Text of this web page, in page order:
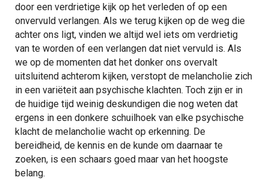
door een verdrietige kijk op het verleden of op een
onvervuld verlangen. Als we terug kijken op de weg die
achter ons ligt, vinden we altijd wel iets om verdrietig
van te worden of een verlangen dat niet vervuld is. Als
we op de momenten dat het donker ons overvalt
uitsluitend achterom kijken, verstopt de melancholie zich
in een variëteit aan psychische klachten. Toch zijn er in
de huidige tijd weinig deskundigen die nog weten dat
ergens in een donkere schuilhoek van elke psychische
klacht de melancholie wacht op erkenning. De
bereidheid, de kennis en de kunde om daarnaar te
zoeken, is een schaars goed maar van het hoogste
belang.